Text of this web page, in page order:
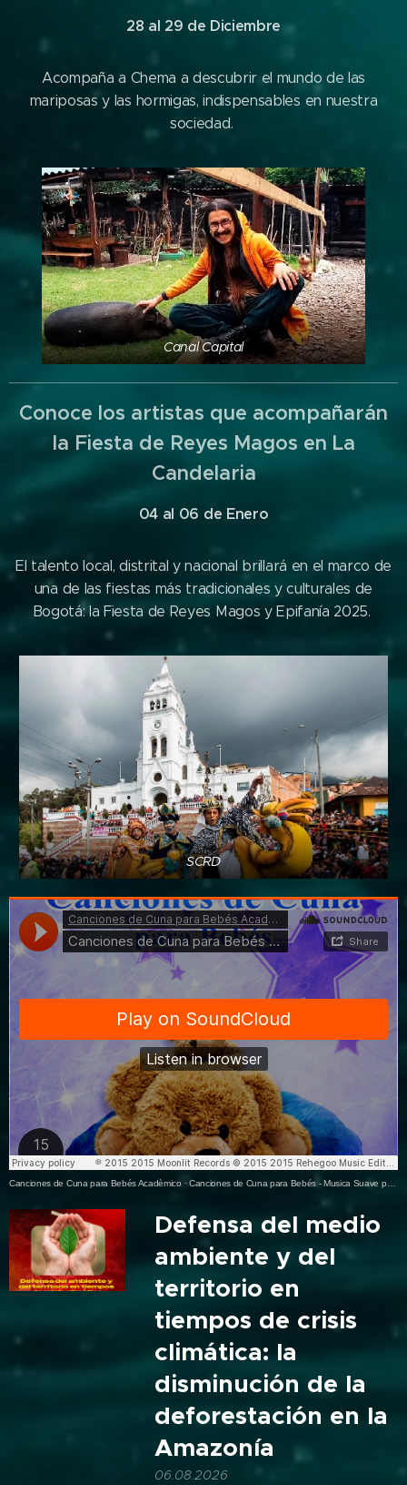
28 al 29 de Diciembre
Acompaña a Chema a descubrir el mundo de las
mariposas y las hormigas, indispensables en nuestra
sociedad.
Canal Capital
Conoce los artistas que acompañarán
la Fiesta de Reyes Magos en La
Candelaria
04 al 06 de Enero
El talento local, distrital y nacional brillará en el marco de
una de las fiestas más tradicionales y culturales de
Bogotá: la Fiesta de Reyes Magos y Epifanía 2025.
SCRD
Canciones de Cuna para Bebés Acadèmico·Canciones de Cuna para Bebés - Musica Suave para Relajar los Bebés, Dulces Sueños con Música Relajante, Favoritas Sonidos Relajantes, Nanas para Dormir a Tu Bebe, Musica de Piano Relajante
Defensa del medio
ambiente y del
territorio en
tiempos de crisis
climática: la
disminución de la
deforestación en la
Amazonía
06.08.2026